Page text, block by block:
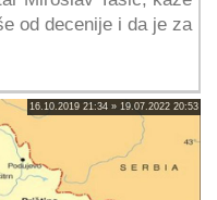
od decenije i da je za
16.10.2019 21:34 » 19.07.2022 20:53